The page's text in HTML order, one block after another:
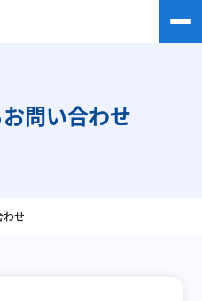
問い合わせ
わせ